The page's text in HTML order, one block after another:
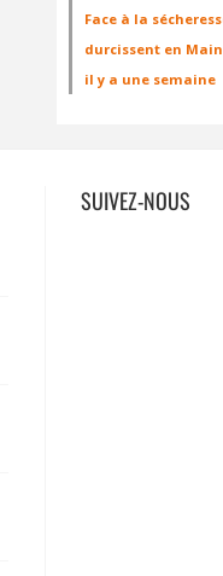
Face à la
durcissent en
il y a une semaine
SUIVEZ-NOUS